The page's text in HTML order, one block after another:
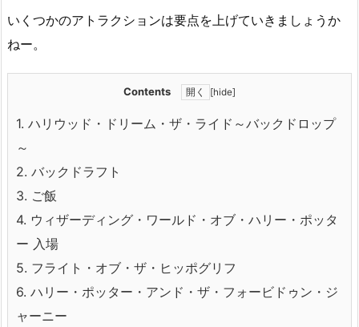
いくつかのアトラクションは要点を上げていきましょうか
ねー。
Contents [hide]
1. ハリウッド・ドリーム・ザ・ライド～バックドロップ
～
2. バックドラフト
3. ご飯
4. ウィザーディング・ワールド・オブ・ハリー・ポッタ
ー 入場
5. フライト・オブ・ザ・ヒッポグリフ
6. ハリー・ポッター・アンド・ザ・フォービドゥン・ジ
ャーニー